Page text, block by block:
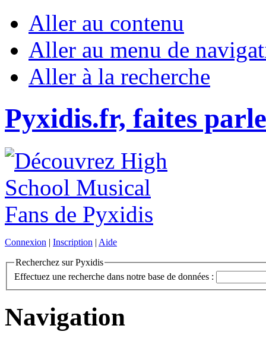
Aller au contenu
Aller au menu de
Aller à la recherche
Pyxidis.fr, faites
Connexion | Inscription | Aide
Recherchez sur Pyxidis
Effectuez une recherche dans notre base de données :
Navigation